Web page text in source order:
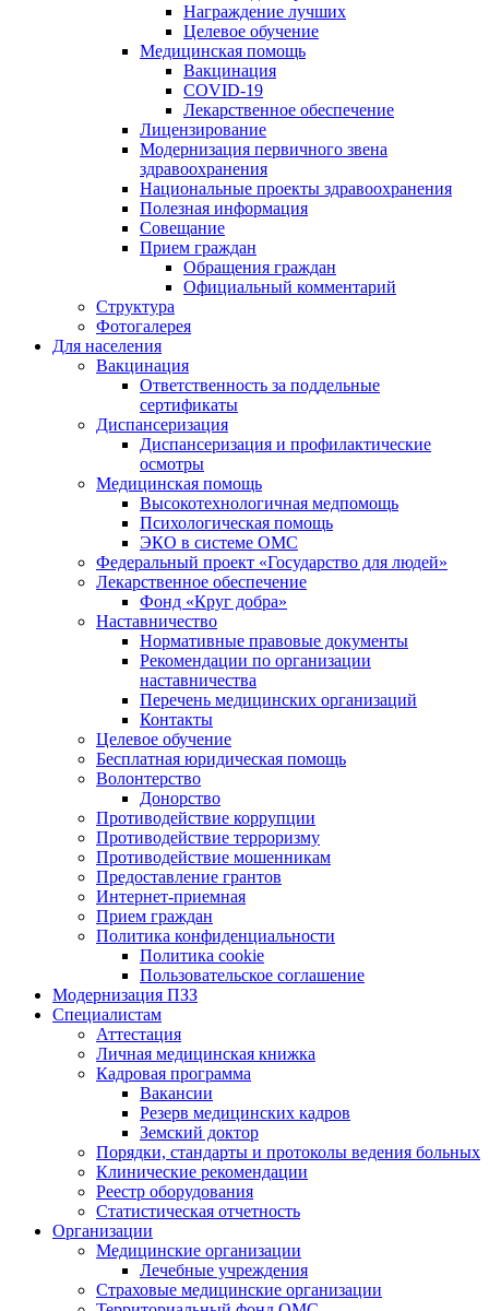
Награждение лучших
Целевое обучение
Медицинская помощь
Вакцинация
COVID-19
Лекарственное обеспечение
Лицензирование
Модернизация первичного звена
здравоохранения
Национальные проекты здравоохранения
Полезная информация
Совещание
Прием граждан
Обращения граждан
Официальный комментарий
Структура
Фотогалерея
Для населения
Вакцинация
Ответственность за поддельные
сертификаты
Диспансеризация
Диспансеризация и профилактические
осмотры
Медицинская помощь
Высокотехнологичная медпомощь
Психологическая помощь
ЭКО в системе ОМС
Федеральный проект «Государство для людей»
Лекарственное обеспечение
Фонд «Круг добра»
Наставничество
Нормативные правовые документы
Рекомендации по организации
наставничества
Перечень медицинских организаций
Контакты
Целевое обучение
Бесплатная юридическая помощь
Волонтерство
Донорство
Противодействие коррупции
Противодействие терроризму
Противодействие мошенникам
Предоставление грантов
Интернет-приемная
Прием граждан
Политика конфиденциальности
Политика cookie
Пользовательское соглашение
Модернизация ПЗЗ
Специалистам
Аттестация
Личная медицинская книжка
Кадровая программа
Вакансии
Резерв медицинских кадров
Земский доктор
Порядки, стандарты и протоколы ведения больных
Клинические рекомендации
Реестр оборудования
Статистическая отчетность
Организации
Медицинские организации
Лечебные учреждения
Страховые медицинские организации